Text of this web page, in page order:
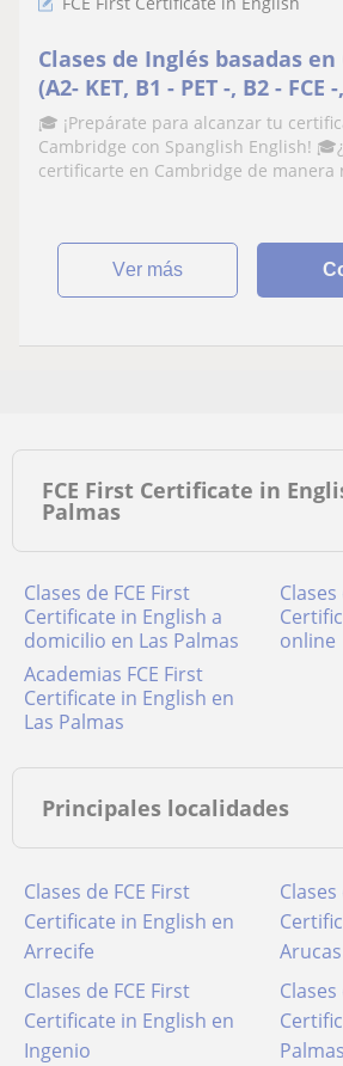
Clases de Inglés basadas
(A2- KET, B1 - PET -, B2 - FCE
CPE)
🎓 ¡Prepárate para alcanzar tu
Cambridge con Spanglish English!
certificarte en Cambridge de manera
ver más
FCE First Certificate in
Palmas
Clases de FCE First
Certificate in English a
domicilio en Las Palmas
Clases de FCE First
online
academias FCE First
Certificate in English en
Las Palmas
Principales localidades
Clases de FCE First
Certificate in English en
Arrecife
Clases
Arucas
Clases de FCE First
Certificate in English en
Ingenio
Clases